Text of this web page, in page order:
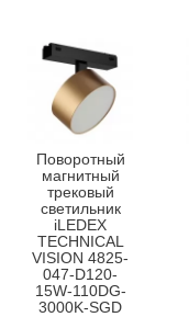
Поворотный
магнитный
трековый
светильник
iLEDEX
TECHNICAL
VISION 4825-
047-D120-
15W-110DG-
3000K-SGD